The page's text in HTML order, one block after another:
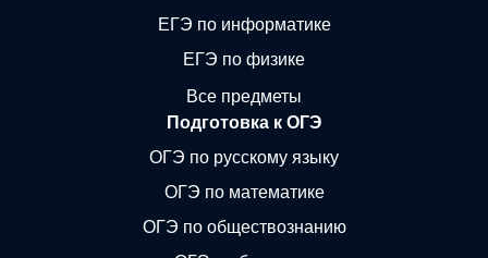
ЕГЭ по информатике
ЕГЭ по физике
Все предметы
Подготовка к ОГЭ
ОГЭ по русскому языку
ОГЭ по математике
ОГЭ по обществознанию